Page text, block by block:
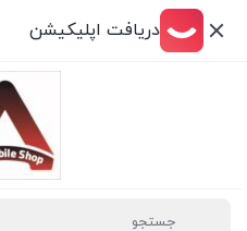
دریافت اپلیکیشن